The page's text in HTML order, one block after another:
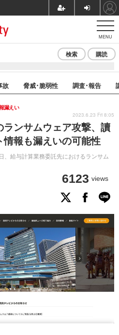
MENU
検索 購読
故 脅威･脆弱性 調査･報告
ンサムウェア攻撃、讀
報も漏えいの可能性
給与計算業務委託先におけるランサム
漏えい
6123 views
2023.6.23 Fri 8:05